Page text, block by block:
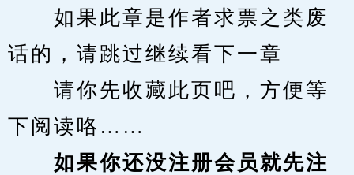
如果此章是作者求票之类废
话的，请跳过继续看下一章
请你先收藏此页吧，方便等
下阅读咯……
如果你还没注册会员就先注